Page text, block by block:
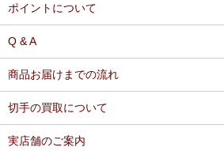
ポイントについて
Q & A
商品お届けまでの流れ
切手の買取について
実店舗のご案内